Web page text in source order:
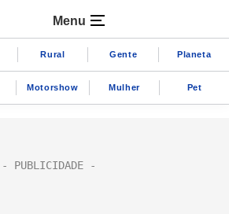
Menu
Rural Gente Planeta
Motorshow Mulher Pet